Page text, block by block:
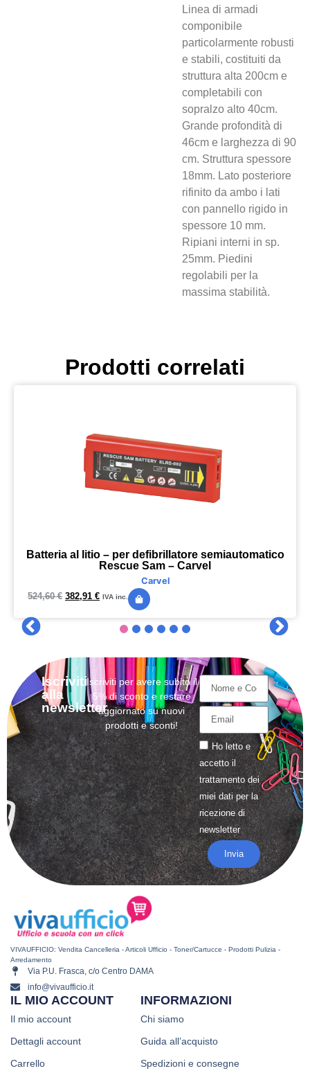
Linea di armadi
componibile
particolarmente robusti
e stabili, costituiti da
struttura alta 200cm e
completabili con
sopralzo alto 40cm.
Grande profondità di
46cm e larghezza di 90
cm. Struttura spessore
18mm. Lato posteriore
rifinito da ambo i lati
con pannello rigido in
spessore 10 mm.
Ripiani interni in sp.
25mm. Piedini
regolabili per la
massima stabilità.
Prodotti correlati
Batteria al litio – per defibrillatore semiautomatico
Rescue Sam – Carvel
Carvel
524,60€ 382,91 € IVA inc.
Iscriviti
alla
newsletter
Iscriviti per avere subito il
5% di sconto e restare
aggiornato su nuovi
prodotti e sconti!
Ho letto e
accetto il
trattamentodei
miei dati per la
ricezione di
newsletter
Invia
VIVAUFFICIO: Vendita Cancelleria - Articoli Ufficio - Toner/Cartucce - Prodotti Pulizia -
Arredamento
Via P.U. Frasca, c/o Centro DAMA
info@vivaufficio.it
INFORMAZIONI
Chi siamo
Guida all’acquisto
Spedizioni e consegne
IL MIO ACCOUNT
Il mio account
Dettagli account
Carrello